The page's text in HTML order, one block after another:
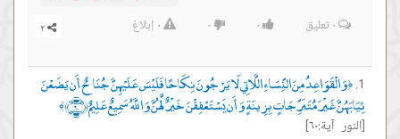
٠تعليق ٠ ٠ ٠ إبلاغ
﴿وَالْقَوَاعِدُ مِنَ النِّسَاءِ اللَّاتِي لَا يَرْجُونَ نِكَاحًا فَلَيْسَ عَلَيْهِنَّ جُنَاحٌ أَن يَضَعْنَ
ثِيَابَهُنَّ غَيْرَ مُتَبَرِّجَاتٍ بِزِينَةٍ وَأَن يَسْتَعْفِفْنَ خَيْرٌ لَّهُنَّ وَاللَّهُ سَمِيعٌ عَلِيمٌ ﴿٦٠﴾ ﴾
[النور آية:٦٠]